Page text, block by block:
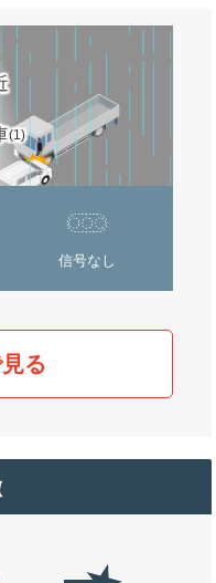
(1)
信号なし
る